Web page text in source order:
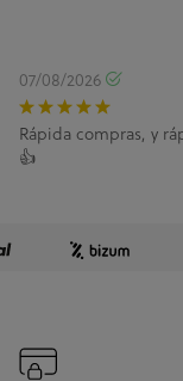
07/08/2026
Rápida compras, y
👍